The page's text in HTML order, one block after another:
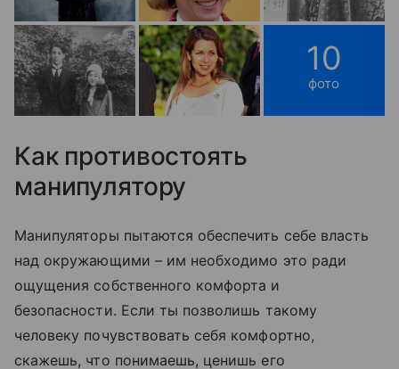
10
фото
Как противостоять
манипулятору
Манипуляторы пытаются обеспечить себе власть
над окружающими – им необходимо это ради
ощущения собственного комфорта и
безопасности. Если ты позволишь такому
человеку почувствовать себя комфортно,
скажешь, что понимаешь, ценишь его